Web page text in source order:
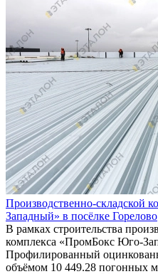
Производственно-складской
Западный» в посёлке Горелово
В рамках строительства
комплекса «ПромБокс Юго-
Профилированный
объёмом 10 449.28 погонных